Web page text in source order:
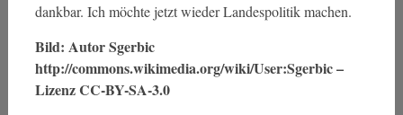
dankbar. Ich möchte jetzt wieder Landespolitik machen.
Bild: Autor Sgerbic
http://commons.wikimedia.org/wiki/User:Sgerbic –
Lizenz CC-BY-SA-3.0